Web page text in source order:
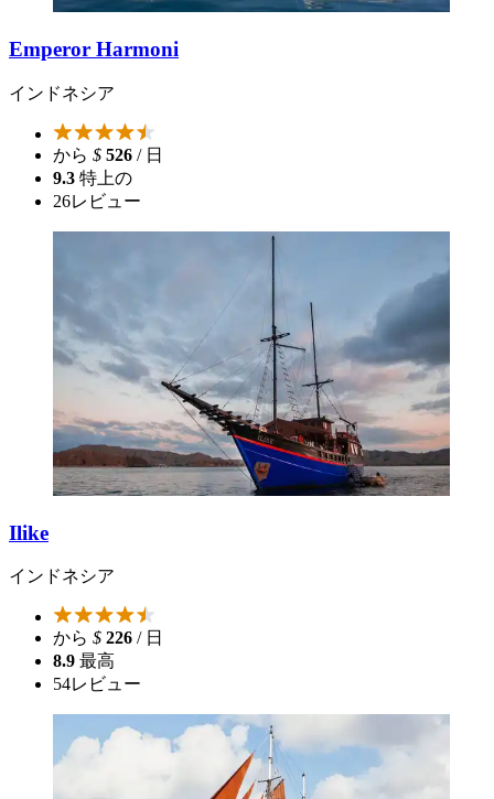
Emperor Harmoni
インドネシア
から $ 526 / 日
9.3 特上の
26レビュー
Ilike
インドネシア
から $ 226 / 日
8.9 最高
54レビュー